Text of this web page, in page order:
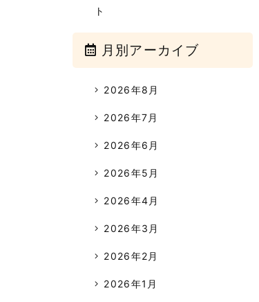
ト
月別アーカイブ
2026年8月
2026年7月
2026年6月
2026年5月
2026年4月
2026年3月
2026年2月
2026年1月